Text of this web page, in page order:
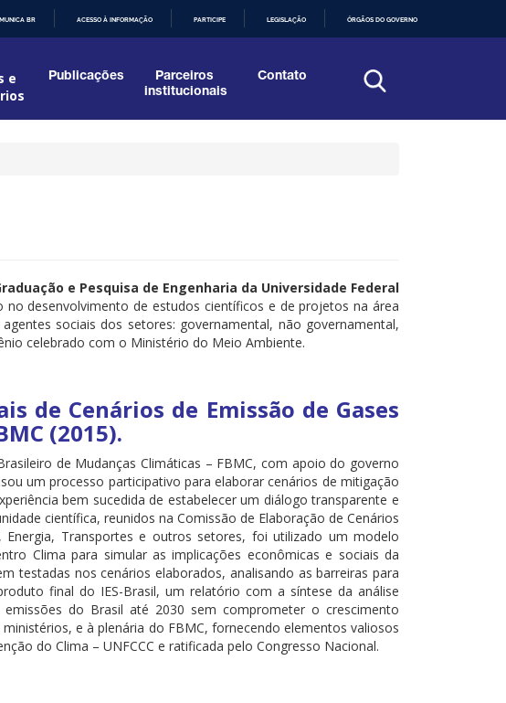
BR ACESSO À INFORMAÇÃO PARTICIPE LEGISLAÇÃO ÓRGÃOS DO GOVERNO
e
Publicações
Parceiros
institucionais
Contato
e Pesquisa de Engenharia da Universidade Federal
no desenvolvimento de estudos científicos e de projetos na área
sociais dos setores: governamental, não governamental,
celebrado com o Ministério do Meio Ambiente.
de Cenários de Emissão de Gases
(2015).
de Mudanças Climáticas – FBMC, com apoio do governo
um processo participativo para elaborar cenários de mitigação
bem sucedida de estabelecer um diálogo transparente e
científica, reunidos na Comissão de Elaboração de Cenários
Transportes e outros setores, foi utilizado um modelo
Clima para simular as implicações econômicas e sociais da
testadas nos cenários elaborados, analisando as barreiras para
final do IES-Brasil, um relatório com a síntese da análise
do Brasil até 2030 sem comprometer o crescimento
e à plenária do FBMC, fornecendo elementos valiosos
do Clima – UNFCCC e ratificada pelo Congresso Nacional.